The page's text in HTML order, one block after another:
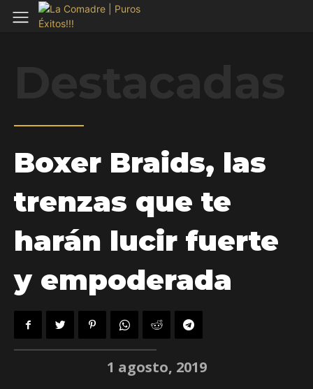
Boxer Braids, las
trenzas que te
harán lucir fuerte
y empoderada
1 agosto, 2019